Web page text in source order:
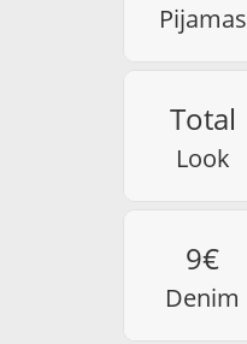
pijamas
total
look
9€
denim